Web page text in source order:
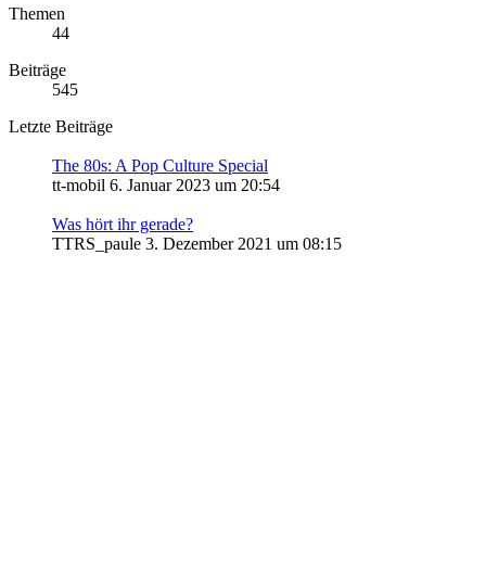
Themen
44
Beiträge
545
Letzte Beiträge
The 80s: A Pop Culture Special
tt-mobil 6. Januar 2023 um 20:54
Was hört ihr gerade?
TTRS_paule 3. Dezember 2021 um 08:15